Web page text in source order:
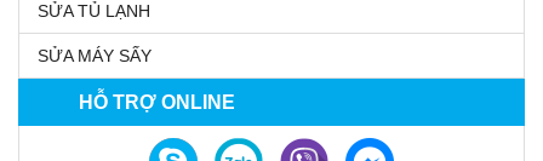
SỬA TỦ LẠNH
SỬA MÁY SẤY
HỖ TRỢ ONLINE